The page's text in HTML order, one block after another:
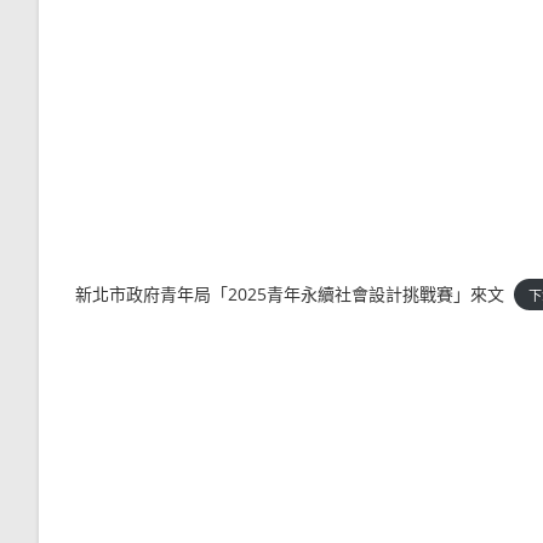
新北市政府青年局「2025青年永續社會設計挑戰賽」來文